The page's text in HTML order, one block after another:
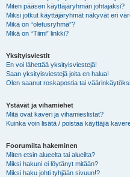
Miten pääsen käyttäjäryhmän johtajaksi?
Miksi jotkut käyttäjäryhmät näkyvät eri
Mikä on “oletusryhmä”?
Mikä on “Tiimi” linkki?
Yksityisviestit
En voi lähettää yksityisviestejä!
Saan yksityisviestejä joita en halua!
Olen saanut roskapostia tai
Ystävät ja vihamiehet
Mitä ovat kaveri ja vihamieslistat?
Kuinka voin lisätä / poistaa käyttäjiä
Foorumilta hakeminen
Miten etsin alueelta tai alueilta?
Miksi hakuni ei löytänyt mitään?
Miksi haku johti tyhjään sivuun!?